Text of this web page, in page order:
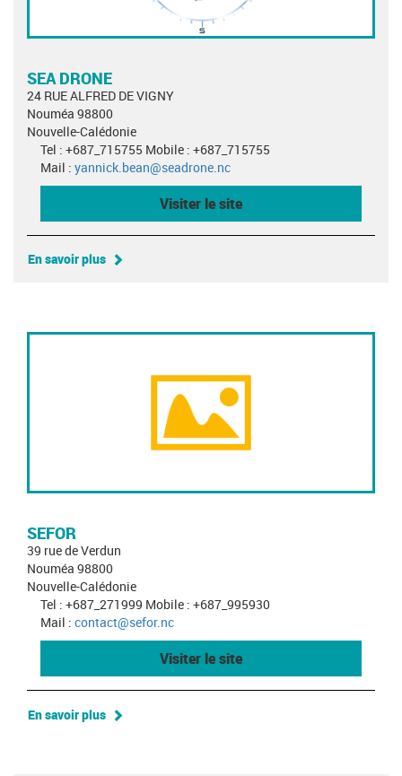
SEA DRONE
24 RUE ALFRED DE VIGNY
Nouméa 98800
Nouvelle-Calédonie
Tel : +687_715755 Mobile : +687_715755
Mail : yannick.bean@seadrone.nc
Visiter le site
En savoir plus
SEFOR
39 rue de Verdun
Nouméa 98800
Nouvelle-Calédonie
Tel : +687_271999 Mobile : +687_995930
Mail : contact@sefor.nc
Visiter le site
En savoir plus